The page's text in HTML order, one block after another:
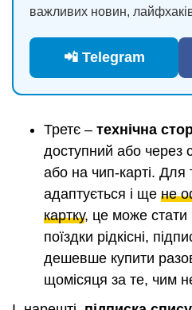
важливих новин,
📲 Telegram
Третє – технічна
доступний або через
або на чип-карті. Для
адаптується і ще не
картку, це може стати
поїздки рідкісні,
дешевше купити
щомісяця за те, чим